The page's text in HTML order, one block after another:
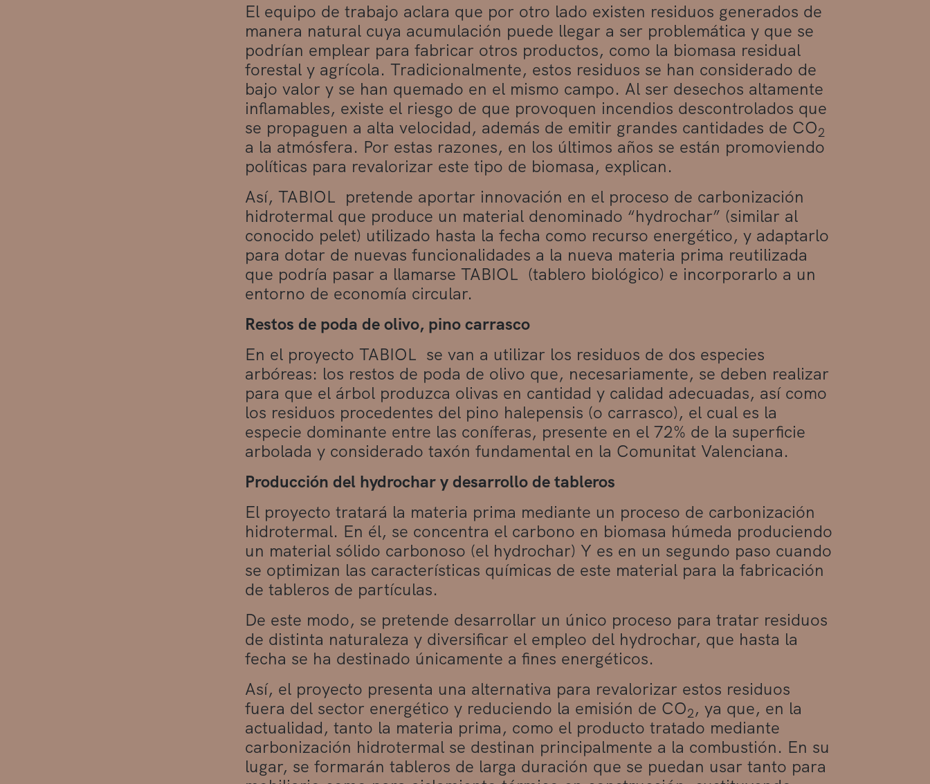
El equipo de trabajo aclara que por otro lado existen residuos generados de
manera natural cuya acumulación puede llegar a ser problemática y que se
podrían emplear para fabricar otros productos, como la biomasa residual
forestal y agrícola. Tradicionalmente, estos residuos se han considerado de
bajo valor y se han quemado en el mismo campo. Al ser desechos altamente
inflamables, existe el riesgo de que provoquen incendios descontrolados que
se propaguen a alta velocidad, además de emitir grandes cantidades de CO2
a la atmósfera. Por estas razones, en los últimos años se están promoviendo
políticas para revalorizar este tipo de biomasa, explican.
Así, TABIOL pretende aportar innovación en el proceso de carbonización
hidrotermal que produce un material denominado “hydrochar” (similar al
conocido pelet) utilizado hasta la fecha como recurso energético, y adaptarlo
para dotar de nuevas funcionalidades a la nueva materia prima reutilizada
que podría pasar a llamarse TABIOL (tablero biológico) e incorporarlo a un
entorno de economía circular.
Restos de poda de olivo, pino carrasco
En el proyecto TABIOL se van a utilizar los residuos de dos especies
arbóreas: los restos de poda de olivo que, necesariamente, se deben realizar
para que el árbol produzca olivas en cantidad y calidad adecuadas, así como
los residuos procedentes del pino halepensis (o carrasco), el cual es la
especie dominante entre las coníferas, presente en el 72% de la superficie
arbolada y considerado taxón fundamental en la Comunitat Valenciana.
Producción del hydrochar y desarrollo de tableros
El proyecto tratará la materia prima mediante un proceso de carbonización
hidrotermal. En él, se concentra el carbono en biomasa húmeda produciendo
un material sólido carbonoso (el hydrochar) Y es en un segundo paso cuando
se optimizan las características químicas de este material para la fabricación
de tableros de partículas.
De este modo, se pretende desarrollar un único proceso para tratar residuos
de distinta naturaleza y diversificar el empleo del hydrochar, que hasta la
fecha se ha destinado únicamente a fines energéticos.
Así, el proyecto presenta una alternativa para revalorizar estos residuos
fuera del sector energético y reduciendo la emisión de CO2, ya que, en la
actualidad, tanto la materia prima, como el producto tratado mediante
carbonización hidrotermal se destinan principalmente a la combustión. En su
lugar, se formarán tableros de larga duración que se puedan usar tanto para